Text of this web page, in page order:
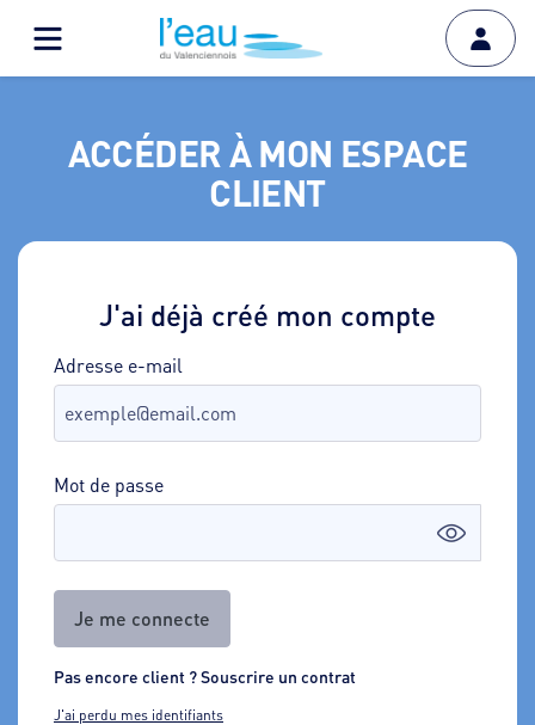
ACCÉDER À MON ESPACE
CLIENT
J'ai déjà créé mon compte
Adresse e-mail
Mot de passe
Je me connecte
Pas encore client ? Souscrire un contrat
J'ai perdu mes identifiants